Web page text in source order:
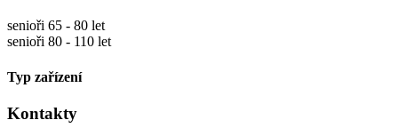
senioři 65 - 80 let
senioři 80 - 110 let
Typ zařízení
Kontakty